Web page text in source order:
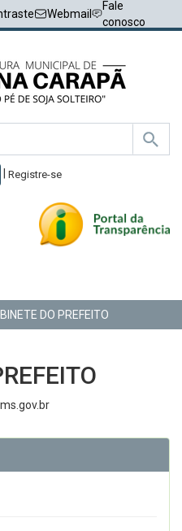
Webmail
Fale
conosco
Registre-se
DO PREFEITO